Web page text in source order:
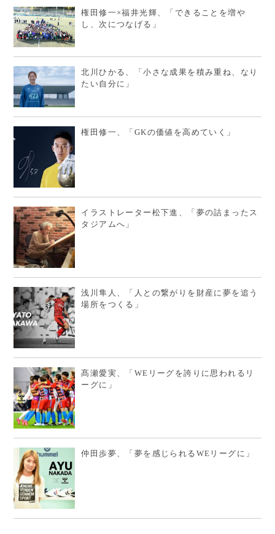
権田修一×福井光輝、「できることを増や
し、次につなげる」
北川ひかる、「小さな成果を積み重ね、なり
たい自分に」
権田修一、「GKの価値を高めていく」
イラストレーター松下進、「夢の詰まったス
タジアムへ」
浅川隼人、「人との繋がりを財産に夢を追う
場所をつくる」
髙瀬愛実、「WEリーグを誇りに思われるリ
ーグに」
仲田歩夢、「夢を感じられるWEリーグに」